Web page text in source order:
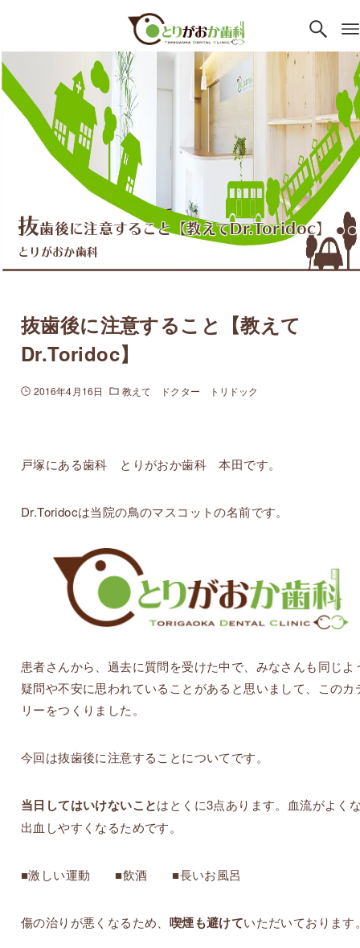
抜歯後に注意すること【教えてDr.Toridoc】 ●●
とりがおか歯科
抜歯後に注意すること【教えて
Dr.Toridoc】
2016年4月16日 教えて ドクター トリドック
戸塚にある歯科 とりがおか歯科 本田です。
Dr.Toridocは当院の鳥のマスコットの名前です。
患者さんから、過去に質問を受けた中で、みなさんも同じよ
疑問や不安に思われていることがあると思いまして、このカ
リーをつくりました。
今回は抜歯後に注意することについてです。
当日してはいけないことはとくに3点あります。血流がよく
出血しやすくなるためです。
■激しい運動 ■飲酒 ■長いお風呂
傷の治りが悪くなるため、 喫煙も避けていただいております